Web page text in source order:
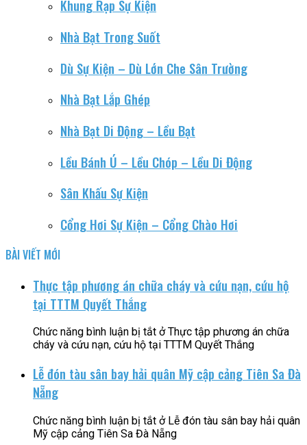
Khung Rạp Sự Kiện
Nhà Bạt Trong Suốt
Dù Sự Kiện – Dù Lớn Che Sân Trường
Nhà Bạt Lắp Ghép
Nhà Bạt Di Động – Lều Bạt
Lều Bánh Ú – Lều Chóp – Lều Di Động
Sân Khấu Sự Kiện
Cổng Hơi Sự Kiện – Cổng Chào Hơi
BÀI VIẾT MỚI
Thực tập phương án chữa cháy và cứu nạn, cứu hộ
tại TTTM Quyết Thắng
Chức năng bình luận bị tắt ở Thực tập phương án chữa
cháy và cứu nạn, cứu hộ tại TTTM Quyết Thắng
Lễ đón tàu sân bay hải quân Mỹ cập cảng Tiên Sa Đà
Nẵng
Chức năng bình luận bị tắt ở Lễ đón tàu sân bay hải quân
Mỹ cập cảng Tiên Sa Đà Nẵng